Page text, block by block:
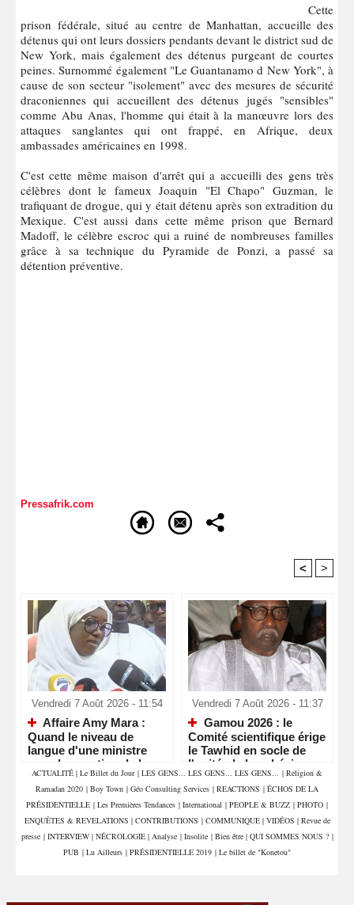
Cette
prison fédérale, situé au centre de Manhattan, accueille des
détenus qui ont leurs dossiers pendants devant le district sud de
New York, mais également des détenus purgeant de courtes
peines. Surnommé également "Le Guantanamo d New York", à
cause de son secteur "isolement" avec des mesures de sécurité
draconiennes qui accueillent des détenus jugés "sensibles"
comme Abu Anas, l'homme qui était à la manœuvre lors des
attaques sanglantes qui ont frappé, en Afrique, deux
ambassades américaines en 1998.
C'est cette même maison d'arrêt qui a accueilli des gens très
célèbres dont le fameux Joaquin "El Chapo" Guzman, le
trafiquant de drogue, qui y était détenu après son extradition du
Mexique. C'est aussi dans cette même prison que Bernard
Madoff, le célèbre escroc qui a ruiné de nombreuses familles
grâce à sa technique du Pyramide de Ponzi, a passé sa
détention préventive.
Pressafrik.com
< >
Vendredi 7 Août 2026 - 11:54
Affaire Amy Mara :
Quand le niveau de
langue d'une ministre
pose la question de la
compétence et de la
crédibilité de l'État
Vendredi 7 Août 2026 - 11:37
Gamou 2026 : le
Comité scientifique érige
le Tawhid en socle de
l'unité, de la cohésion
sociale et du vivre-
ensemble
ACTUALITÉ | Le Billet du Jour | LES GENS... LES GENS... LES GENS... | Religion &
Ramadan 2020 | Boy Town | Géo Consulting Services | REACTIONS | ÉCHOS DE LA
PRÉSIDENTIELLE | Les Premières Tendances | International | PEOPLE & BUZZ | PHOTO |
ENQUÊTES & REVELATIONS | CONTRIBUTIONS | COMMUNIQUE | VIDÉOS | Revue de
presse | INTERVIEW | NÉCROLOGIE | Analyse | Insolite | Bien être | QUI SOMMES NOUS ? |
PUB | Lu Ailleurs | PRÉSIDENTIELLE 2019 | Le billet de "Konetou"